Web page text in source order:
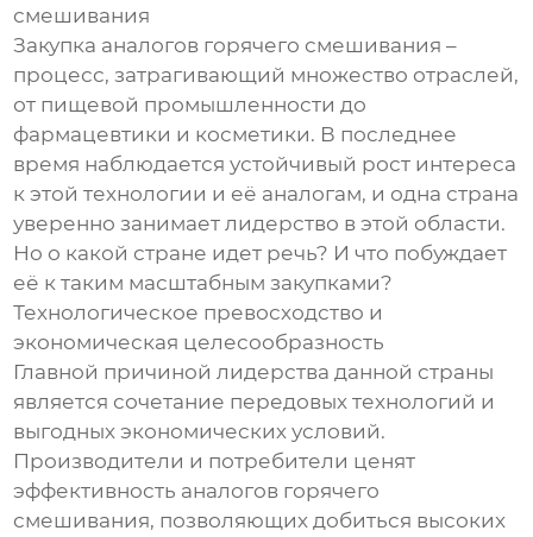
смешивания
Закупка аналогов горячего смешивания –
процесс, затрагивающий множество отраслей,
от пищевой промышленности до
фармацевтики и косметики. В последнее
время наблюдается устойчивый рост интереса
к этой технологии и её аналогам, и одна страна
уверенно занимает лидерство в этой области.
Но о какой стране идет речь? И что побуждает
её к таким масштабным закупками?
Технологическое превосходство и
экономическая целесообразность
Главной причиной лидерства данной страны
является сочетание передовых технологий и
выгодных экономических условий.
Производители и потребители ценят
эффективность аналогов горячего
смешивания, позволяющих добиться высоких